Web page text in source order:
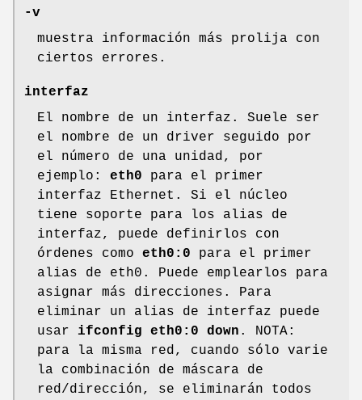
-v
muestra información más prolija con
ciertos errores.
interfaz
El nombre de un interfaz. Suele ser
el nombre de un driver seguido por
el número de una unidad, por
ejemplo: eth0 para el primer
interfaz Ethernet. Si el núcleo
tiene soporte para los alias de
interfaz, puede definirlos con
órdenes como eth0:0 para el primer
alias de eth0. Puede emplearlos para
asignar más direcciones. Para
eliminar un alias de interfaz puede
usar ifconfig eth0:0 down . NOTA:
para la misma red, cuando sólo varie
la combinación de máscara de
red/dirección, se eliminarán todos